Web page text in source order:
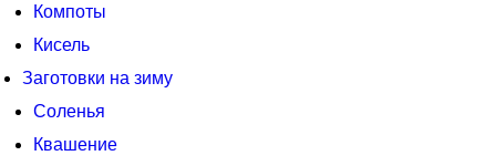
Компоты
Кисель
Заготовки на зиму
Соленья
Квашение